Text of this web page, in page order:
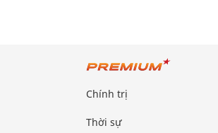
Chính trị
Thời sự